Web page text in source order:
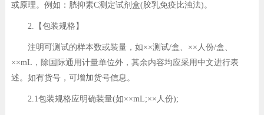
或原理。例如：胱抑素C测定试剂盒(胶乳免疫比浊法)。
2.【包装规格】
注明可测试的样本数或装量，如××测试/盒、××人份/盒、
××mL，除国际通用计量单位外，其余内容均应采用中文进行表
述。如有货号，可增加货号信息。
2.1包装规格应明确装量(如××mL;××人份);